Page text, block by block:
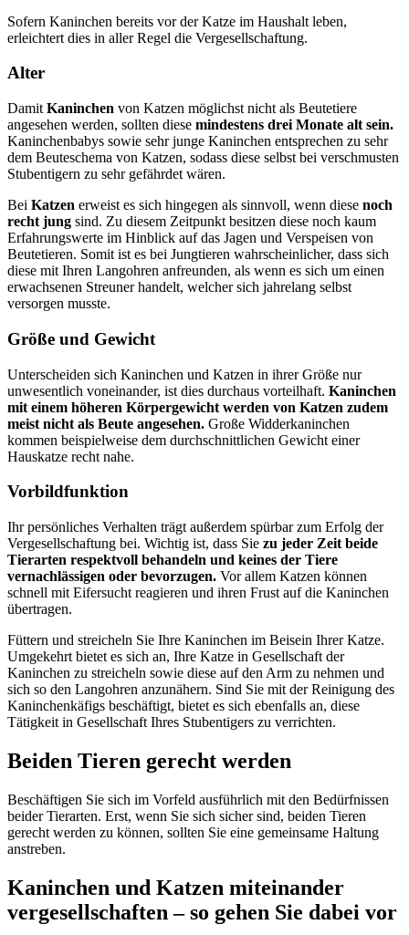
Sofern Kaninchen bereits vor der Katze im Haushalt leben,
erleichtert dies in aller Regel die Vergesellschaftung.
Alter
Damit Kaninchen von Katzen möglichst nicht als Beutetiere
angesehen werden, sollten diese mindestens drei Monate alt sein.
Kaninchenbabys sowie sehr junge Kaninchen entsprechen zu sehr
dem Beuteschema von Katzen, sodass diese selbst bei verschmusten
Stubentigern zu sehr gefährdet wären.
Bei Katzen erweist es sich hingegen als sinnvoll, wenn diese noch
recht jung sind. Zu diesem Zeitpunkt besitzen diese noch kaum
Erfahrungswerte im Hinblick auf das Jagen und Verspeisen von
Beutetieren. Somit ist es bei Jungtieren wahrscheinlicher, dass sich
diese mit Ihren Langohren anfreunden, als wenn es sich um einen
erwachsenen Streuner handelt, welcher sich jahrelang selbst
versorgen musste.
Größe und Gewicht
Unterscheiden sich Kaninchen und Katzen in ihrer Größe nur
unwesentlich voneinander, ist dies durchaus vorteilhaft. Kaninchen
mit einem höheren Körpergewicht werden von Katzen zudem
meist nicht als Beute angesehen. Große Widderkaninchen
kommen beispielweise dem durchschnittlichen Gewicht einer
Hauskatze recht nahe.
Vorbildfunktion
Ihr persönliches Verhalten trägt außerdem spürbar zum Erfolg der
Vergesellschaftung bei. Wichtig ist, dass Sie zu jeder Zeit beide
Tierarten respektvoll behandeln und keines der Tiere
vernachlässigen oder bevorzugen. Vor allem Katzen können
schnell mit Eifersucht reagieren und ihren Frust auf die Kaninchen
übertragen.
Füttern und streicheln Sie Ihre Kaninchen im Beisein Ihrer Katze.
Umgekehrt bietet es sich an, Ihre Katze in Gesellschaft der
Kaninchen zu streicheln sowie diese auf den Arm zu nehmen und
sich so den Langohren anzunähern. Sind Sie mit der Reinigung des
Kaninchenkäfigs beschäftigt, bietet es sich ebenfalls an, diese
Tätigkeit in Gesellschaft Ihres Stubentigers zu verrichten.
Beiden Tieren gerecht werden
Beschäftigen Sie sich im Vorfeld ausführlich mit den Bedürfnissen
beider Tierarten. Erst, wenn Sie sich sicher sind, beiden Tieren
gerecht werden zu können, sollten Sie eine gemeinsame Haltung
anstreben.
Kaninchen und Katzen miteinander
vergesellschaften – so gehen Sie dabei vor